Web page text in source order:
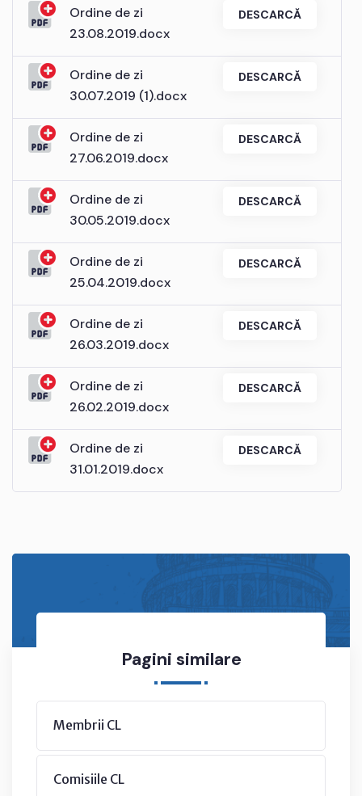
Ordine de zi
23.08.2019.docx
DESCARCĂ
Ordine de zi
30.07.2019 (1).docx
DESCARCĂ
Ordine de zi
27.06.2019.docx
DESCARCĂ
Ordine de zi
30.05.2019.docx
DESCARCĂ
Ordine de zi
25.04.2019.docx
DESCARCĂ
Ordine de zi
26.03.2019.docx
DESCARCĂ
Ordine de zi
26.02.2019.docx
DESCARCĂ
Ordine de zi
31.01.2019.docx
DESCARCĂ
Pagini similare
Membrii CL
Comisiile CL